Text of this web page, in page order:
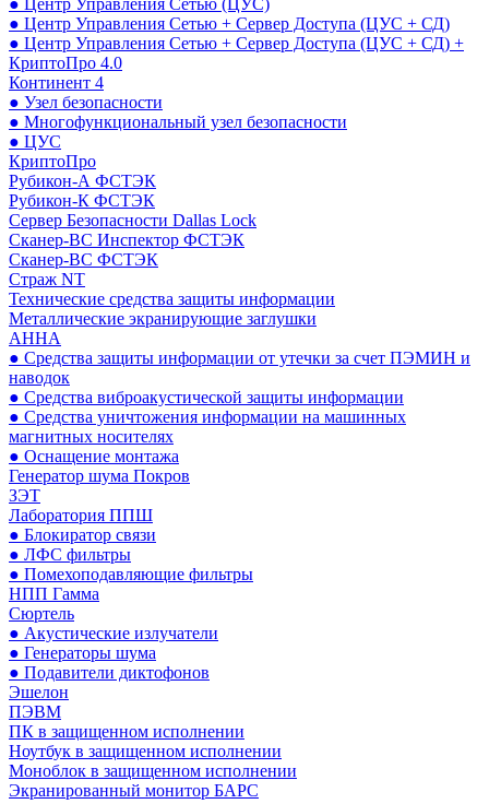
● Центр Управления Сетью + Сервер Доступа (ЦУС + СД)
● Центр Управления Сетью + Сервер Доступа (ЦУС + СД) +
КриптоПро 4.0
Континент 4
● Узел безопасности
● Многофункциональный узел безопасности
● ЦУС
КриптоПро
Рубикон-А ФСТЭК
Рубикон-К ФСТЭК
Сервер Безопасности Dallas Lock
Сканер-ВС Инспектор ФСТЭК
Сканер-ВС ФСТЭК
Страж NT
Технические средства защиты информации
Металлические экранирующие заглушки
АННА
● Средства защиты информации от утечки за счет ПЭМИН и
наводок
● Средства виброакустической защиты информации
● Средства уничтожения информации на машинных
магнитных носителях
● Оснащение монтажа
Генератор шума Покров
ЗЭТ
Лаборатория ППШ
● Блокиратор связи
● ЛФС фильтры
● Помехоподавляющие фильтры
НПП Гамма
Сюртель
● Акустические излучатели
● Генераторы шума
● Подавители диктофонов
Эшелон
ПЭВМ
ПК в защищенном исполнении
Ноутбук в защищенном исполнении
Моноблок в защищенном исполнении
Экранированный монитор БАРС